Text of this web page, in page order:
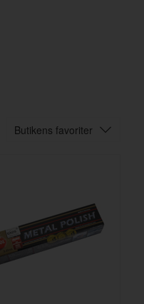
Butikens favoriter